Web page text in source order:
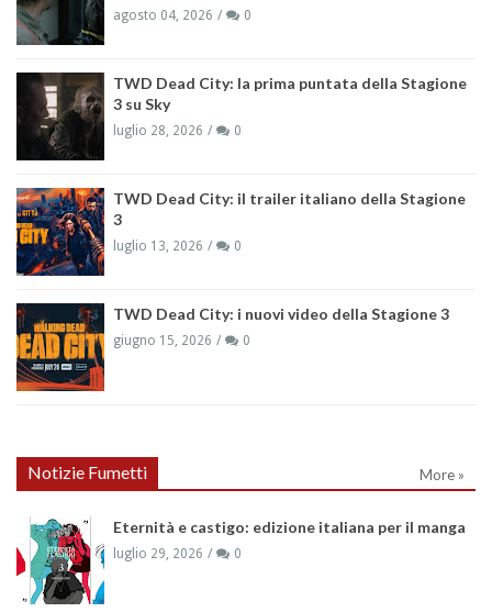
agosto 04, 2026 0
TWD Dead City: la prima puntata della Stagione
3 su Sky
luglio 28, 2026 0
TWD Dead City: il trailer italiano della Stagione
3
luglio 13, 2026 0
TWD Dead City: i nuovi video della Stagione 3
giugno 15, 2026 0
Notizie Fumetti More »
Eternità e castigo: edizione italiana per il manga
luglio 29, 2026 0